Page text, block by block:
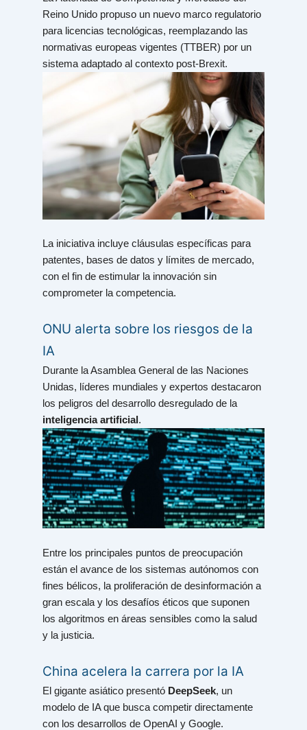
Reino Unido propuso un nuevo marco regulatorio
para licencias tecnológicas, reemplazando las
normativas europeas vigentes (TTBER) por un
sistema adaptado al contexto post-Brexit.
La iniciativa incluye cláusulas específicas para
patentes, bases de datos y límites de mercado,
con el fin de estimular la innovación sin
comprometer la competencia.
ONU alerta sobre los riesgos de la
IA
Durante la Asamblea General de las Naciones
Unidas, líderes mundiales y expertos destacaron
los peligros del desarrollo desregulado de la
inteligencia artificial .
Entre los principales puntos de preocupación
están el avance de los sistemas autónomos con
fines bélicos, la proliferación de desinformación a
gran escala y los desafíos éticos que suponen
los algoritmos en áreas sensibles como la salud
y la justicia.
China acelera la carrera por la IA
El gigante asiático presentó DeepSeek, un
modelo de IA que busca competir directamente
con los desarrollos de OpenAI y Google.